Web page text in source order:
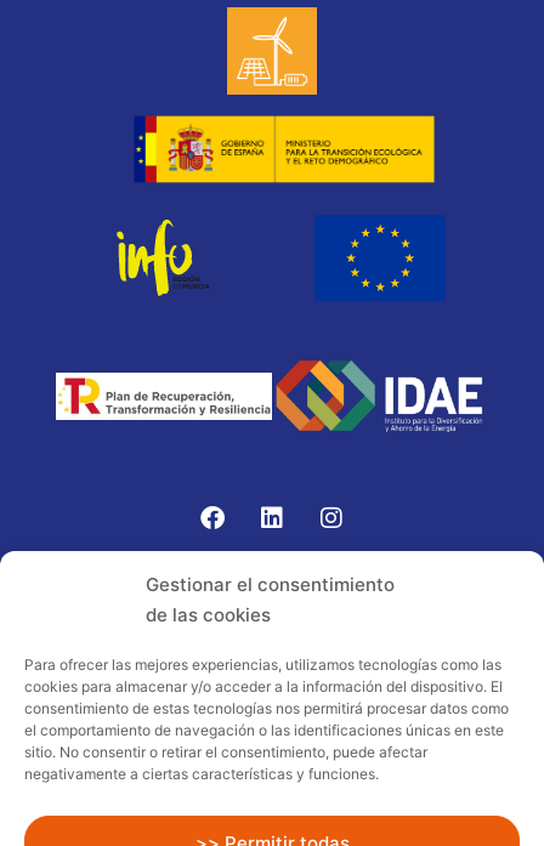
Gestionar el consentimiento
de las cookies
Para ofrecer las mejores experiencias, utilizamos tecnologías como las
cookies para almacenar y/o acceder a la información del dispositivo. El
consentimiento de estas tecnologías nos permitirá procesar datos como
el comportamiento de navegación o las identificaciones únicas en este
sitio. No consentir o retirar el consentimiento, puede afectar
negativamente a ciertas características y funciones.
Proyecto acogido al programa de
incentivos ligados al autoconsumo y
almacenamiento, con fuentes de energía
renovables, así como a la implantación
sector residencial en el marco del Plan